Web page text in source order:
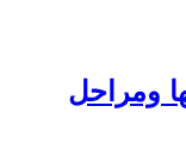
ومراحل